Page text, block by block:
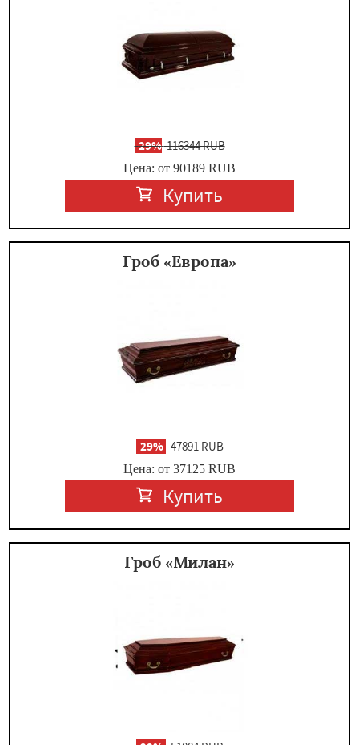
-29%116344 RUB
Цена: от 90189 RUB
Купить
Гроб «Европа»
-29%47891 RUB
Цена: от 37125 RUB
Купить
Гроб «Милан»